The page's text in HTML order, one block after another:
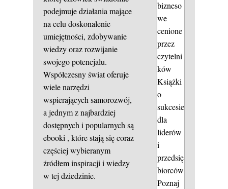
podejmuje działania mające
na celu doskonalenie
umiejętności, zdobywanie
wiedzy oraz rozwijanie
swojego potencjału.
Współczesny świat oferuje
wiele narzędzi
wspierających samorozwój,
a jednym z najbardziej
dostępnych i popularnych są
ebooki , które stają się coraz
częściej wybieranym
źródłem inspiracji i wiedzy
w tej dziedzinie.
bizneso
we
cenione
przez
czytelni
ków
Książki
o
sukcesie
dla
liderów
i
przedsię
biorców
Poznaj